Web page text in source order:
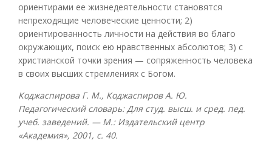
ориентирами ее жизнедеятельности становятся
непреходящие человеческие ценности; 2)
ориентированность личности на действия во благо
окружающих, поиск ею нравственных абсолютов; 3) с
христианской точки зрения — сопряженность человека
в своих высших стремлениях с Богом.
Коджаспирова Г. М., Коджаспиров А. Ю.
Педагогический словарь: Для студ. высш. и сред. пед.
учеб. заведений. — М.: Издательский центр
«Академия», 2001, с. 40.